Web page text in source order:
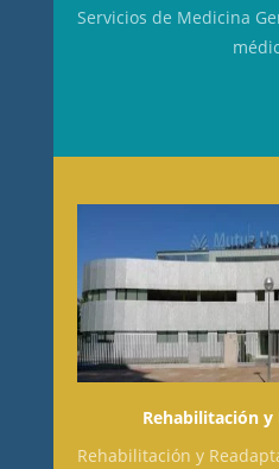
Servicios de Medicina
Rehabilitación y
Rehabilitación y